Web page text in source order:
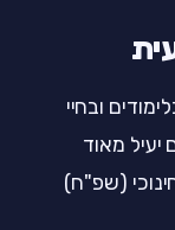
ובחיי
יעיל מאוד
(שפ"ח)